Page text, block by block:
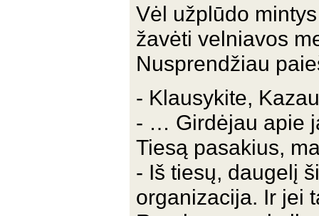
Vėl užplūdo
žavėti velniavos
Nusprendžiau
- Klausykite,
- … Girdėjau apie
Tiesą pasakius,
- Iš tiesų, daugelį
organizacija. Ir jei